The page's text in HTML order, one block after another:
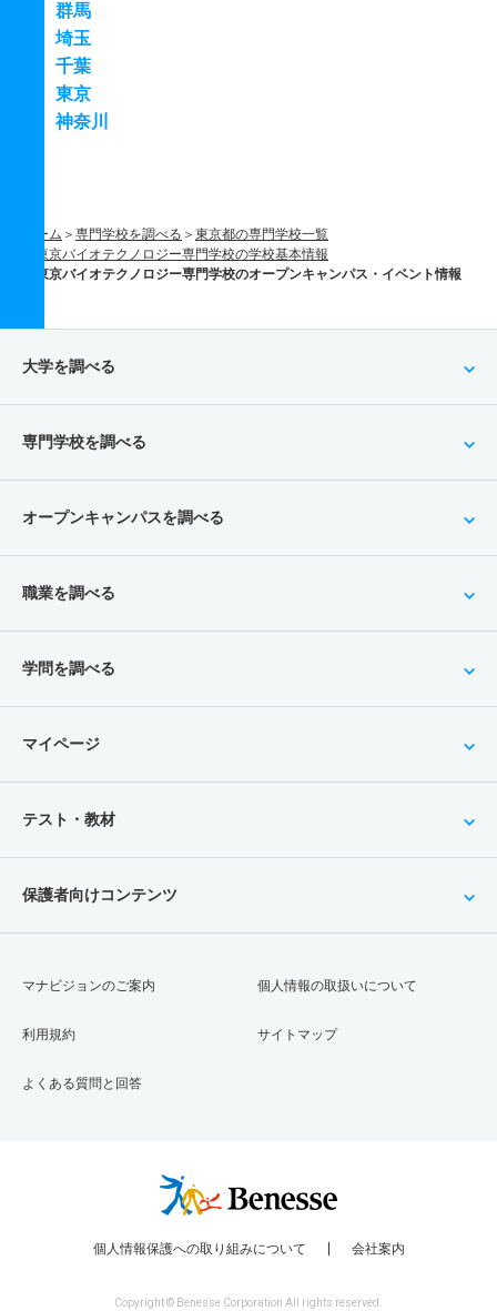
群馬
埼玉
千葉
東京
神奈川
ホーム 専門学校を調べる
東京都の専門学校一覧
東京バイオテクノロジー専門学校の学校基本情報
東京バイオテクノロジー専門学校のオープンキャンパス・イベント情報
大学を調べる
専門学校を調べる
オープンキャンパスを調べる
職業を調べる
学問を調べる
マイページ
テスト・教材
保護者向けコンテンツ
マナビジョンのご案内
利用規約
よくある質問と回答
個人情報の取扱いについて
サイトマップ
個人情報保護への取り組みについて 会社案内
Copyright © Benesse Corporation All rights reserved.